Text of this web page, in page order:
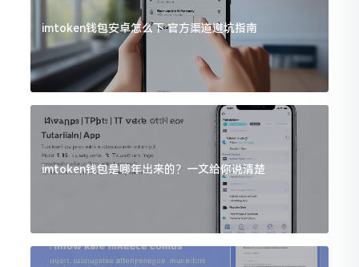
imtoken钱包安卓怎么下 官方渠道避坑指南
imtoken钱包是哪年出来的？一文给你说清楚